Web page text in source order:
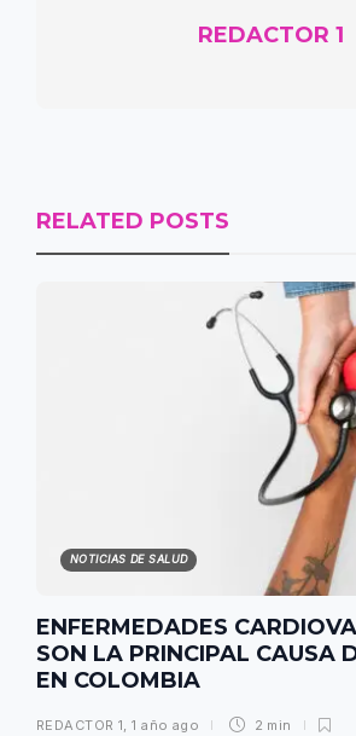
REDACTOR 1
RELATED POSTS
NOTICIAS DE SALUD
ENFERMEDADES
SON LA PRINCIPAL CAUSA
EN COLOMBIA
REDACTOR 1,1 año ago 2 min